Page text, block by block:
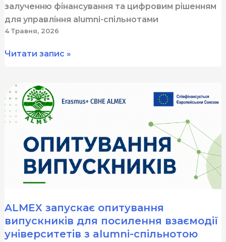
залученню фінансування та цифровим рішенням
для управління alumni-спільнотами
4 Травня, 2026
Навчальний
до
Університету
Аліканте:
університетських
практик
цифрових
для
роботи
з
Читати запис »
ALMEX запускає опитування
випускників для посилення взаємодії
університетів з alumni-спільнотою